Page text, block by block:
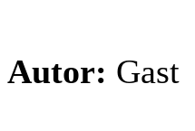
Autor: Gast